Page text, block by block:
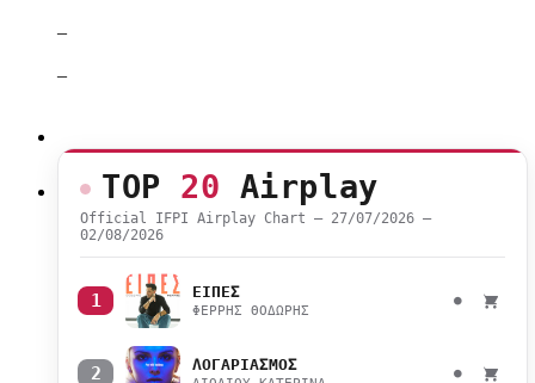
–
–
TOP 20 Airplay
Official IFPI Airplay Chart — 27/07/2026 –
02/08/2026
1 ΕΙΠΕΣ
ΦΕΡΡΗΣ ΘΟΔΩΡΗΣ
●
2 ΛΟΓΑΡΙΑΣΜΟΣ ●